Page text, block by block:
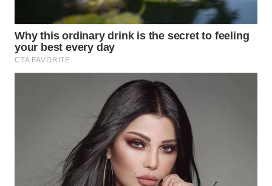
WN
TEBING
TINGGI
KARAWANG